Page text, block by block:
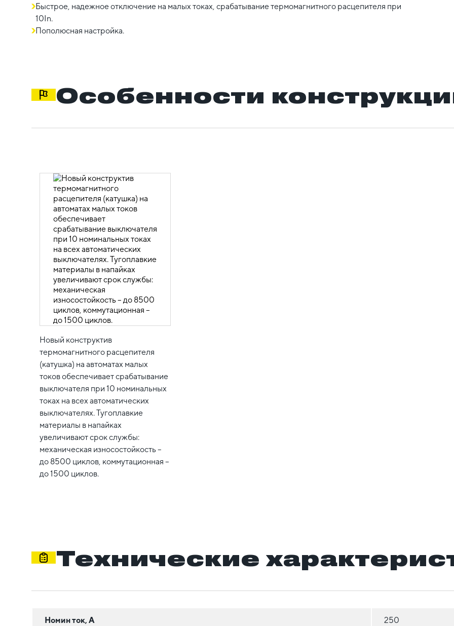
Быстрое, надежное отключение на малых токах, срабатывание термомагнитного расцепителя при
10In.
Пополюсная настройка.
Особенности
Новый конструктив
термомагнитного расцепителя
(катушка) на автоматах малых
токов обеспечивает срабатывание
выключателя при 10 номинальных
токах на всех автоматических
выключателях. Тугоплавкие
материалы в напайках
увеличивают срок службы:
механическая износостойкость –
до 8500 циклов, коммутационная –
до 1500 циклов.
Технические
Номин ток, А 250